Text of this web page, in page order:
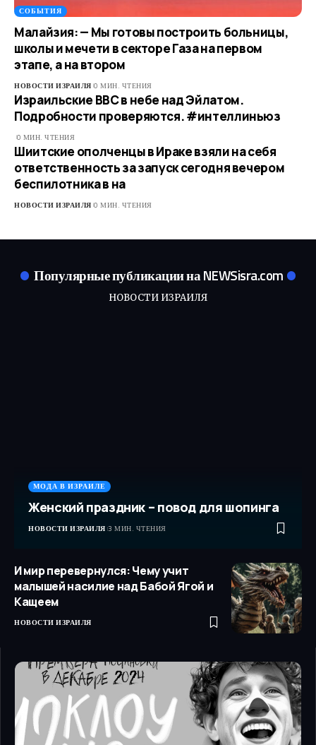
СОБЫТИЯ
Малайзия: — Мы готовы построить больницы,
школы и мечети в секторе Газа на первом
этапе, а на втором
НОВОСТИ ИЗРАИЛЯ 0 МИН. ЧТЕНИЯ
Израильские ВВС в небе над Эйлатом.
Подробности проверяются. #интеллиньюз
0 МИН. ЧТЕНИЯ
Шиитские ополченцы в Ираке взяли на себя
ответственность за запуск сегодня вечером
беспилотника в на
НОВОСТИ ИЗРАИЛЯ 0 МИН. ЧТЕНИЯ
Популярные публикации на NEWSisra.com
НОВОСТИ ИЗРАИЛЯ
МОДА В ИЗРАИЛЕ
Женский праздник – повод для шопинга
НОВОСТИ ИЗРАИЛЯ 3 МИН. ЧТЕНИЯ
И мир перевернулся: Чему учит
малышей насилие над Бабой Ягой и
Кащеем
НОВОСТИ ИЗРАИЛЯ